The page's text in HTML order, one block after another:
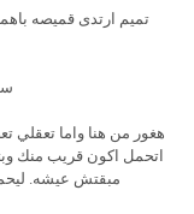
تميم ارتدى قميصه
هغور من هنا واما تعقلي
اتحمل اكون قريب منك
مبقتش عيشه.